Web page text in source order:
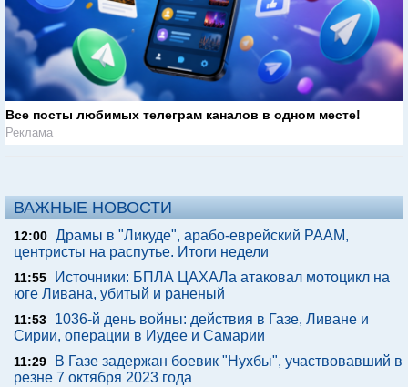
Все посты любимых телеграм каналов в одном месте!
Реклама
ВАЖНЫЕ НОВОСТИ
12:00 Драмы в "Ликуде", арабо-еврейский РААМ,
центристы на распутье. Итоги недели
11:55
Источники: БПЛА ЦАХАЛа атаковал мотоцикл на
юге Ливана, убитый и раненый
11:53
1036-й день войны: действия в Газе, Ливане и
Сирии, операции в Иудее и Самарии
11:29
В Газе задержан боевик "Нухбы", участвовавший в
резне 7 октября 2023 года